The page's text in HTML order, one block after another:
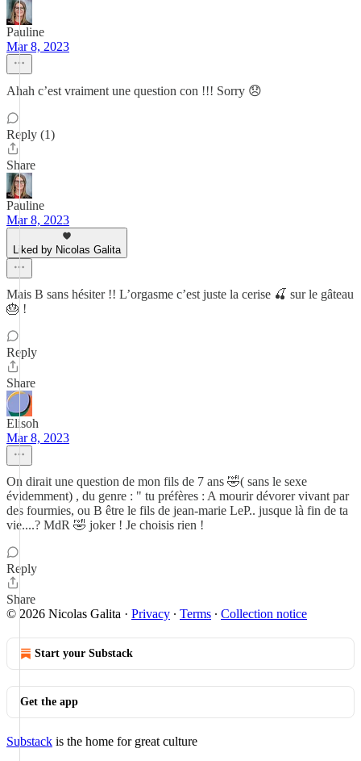
Pauline
Mar 8, 2023
Ahah c’est vraiment une question con !!! Sorry 😞
Reply (1)
Share
Pauline
Mar 8, 2023
Liked by Nicolas Galita
Mais B sans hésiter !! L’orgasme c’est juste la cerise 🍒 sur le gâteau
🎂 !
Reply
Share
Elisoh
Mar 8, 2023
On dirait une question de mon fils de 7 ans 🤣( sans le sexe
évidemment) , du genre : " tu préfères : A mourir dévorer vivant par
des fourmies, ou B être le fils de jean-marie LeP.. jusque là fin de ta
vie....? MdR 🤣 joker ! Je choisis rien !
Reply
Share
© 2026 Nicolas Galita · Privacy ∙ Terms ∙ Collection notice
Start your Substack
Get the app
Substack is the home for great culture